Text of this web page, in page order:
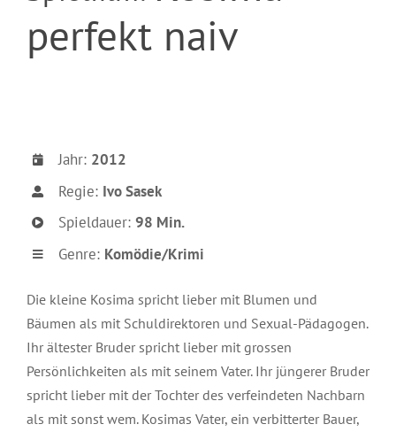
perfekt naiv
Jahr: 2012
Regie: Ivo Sasek
Spieldauer: 98 Min.
Genre: Komödie/Krimi
Die kleine Kosima spricht lieber mit Blumen und
Bäumen als mit Schuldirektoren und Sexual-Pädagogen.
Ihr ältester Bruder spricht lieber mit grossen
Persönlichkeiten als mit seinem Vater. Ihr jüngerer Bruder
spricht lieber mit der Tochter des verfeindeten Nachbarn
als mit sonst wem. Kosimas Vater, ein verbitterter Bauer,